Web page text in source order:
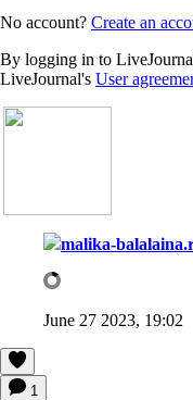
No account? Create an
By logging in to
LiveJournal's User
malika-
June 27 2023, 19:02
1